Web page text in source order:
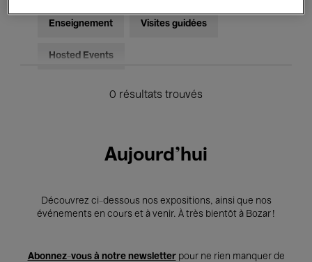
Enseignement Visites guidées
Hosted Events
0 résultats trouvés
Aujourd'hui
Découvrez ci-dessous nos expositions, ainsi que nos
événements en cours et à venir. À très bientôt à Bozar !
Abonnez-vous à notre newsletterpour ne rien manquer de